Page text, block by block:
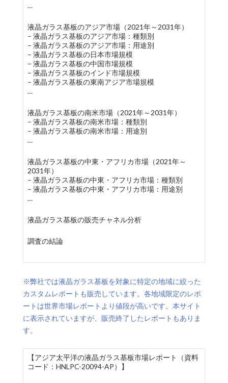
…
液晶ガラス基板のアジア市場（2021年～2031年）
– 液晶ガラス基板のアジア市場：種類別
– 液晶ガラス基板のアジア市場：用途別
– 液晶ガラス基板の日本市場規模
– 液晶ガラス基板の中国市場規模
– 液晶ガラス基板のインド市場規模
– 液晶ガラス基板の東南アジア市場規模
…
液晶ガラス基板の南米市場（2021年～2031年）
– 液晶ガラス基板の南米市場：種類別
– 液晶ガラス基板の南米市場：用途別
…
液晶ガラス基板の中東・アフリカ市場（2021年～
2031年）
– 液晶ガラス基板の中東・アフリカ市場：種類別
– 液晶ガラス基板の中東・アフリカ市場：用途別
…
液晶ガラス基板の販売チャネル分析
調査の結論
※弊社では液晶ガラス基板を対象に特定の地域に絞った
カスタムレポートも販売しています。各地域限定のレポ
ートは世界市場レポートより値段が高いです。本サイト
に表示されていますが、販売終了したレポートもありま
す。
【アジア太平洋の液晶ガラス基板市場レポート（資料
コード：HNLPC-20094-AP）】